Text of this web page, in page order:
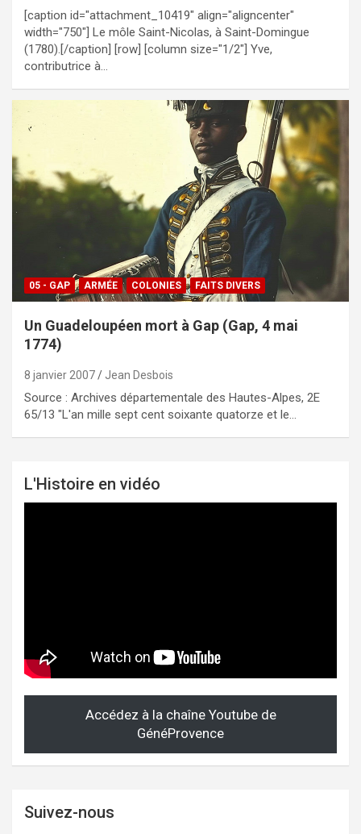
[caption id="attachment_10419" align="aligncenter"
width="750"] Le môle Saint-Nicolas, à Saint-Domingue
(1780).[/caption] [row] [column size="1/2"] Yve,
contributrice à…
05 - GAP ARMÉE COLONIES FAITS DIVERS
Un Guadeloupéen mort à Gap (Gap, 4 mai
1774)
8 janvier 2007 Jean Desbois
Source : Archives départementale des Hautes-Alpes, 2E
65/13 "L'an mille sept cent soixante quatorze et le…
L'Histoire en vidéo
Accédez à la chaîne Youtube de
GénéProvence
Suivez-nous